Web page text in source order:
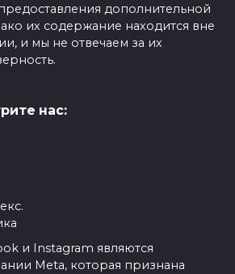
дополнительной
их содержание находится вне
и мы не отвечаем за их
нас:
и Instagram являются
Meta, которая признана